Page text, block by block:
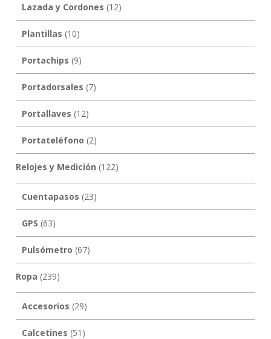
Lazada y Cordones (12)
Plantillas (10)
Portachips (9)
Portadorsales (7)
Portallaves (12)
Portateléfono (2)
Relojes y Medición (122)
Cuentapasos (23)
GPS (63)
Pulsómetro (67)
Ropa (239)
Accesorios (29)
Calcetines (51)